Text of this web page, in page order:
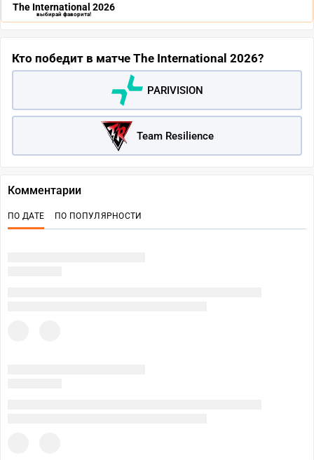
The International 2026
выбирай фаворита!
Кто победит в матче The International 2026?
PARIVISION
Team Resilience
Комментарии
ПО ДАТЕ ПО ПОПУЛЯРНОСТИ